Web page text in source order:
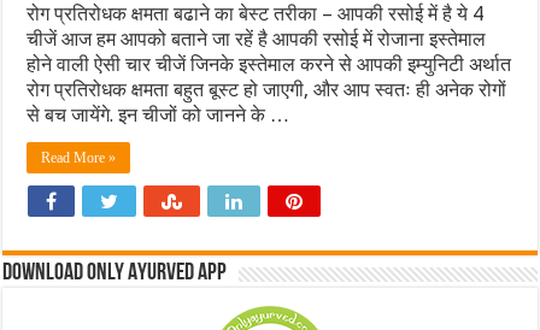
रोग प्रतिरोधक क्षमता बढाने का बेस्ट तरीका – आपकी रसोई में है ये 4
चीजें आज हम आपको बताने जा रहें है आपकी रसोई में रोजाना इस्तेमाल
होने वाली ऐसी चार चीजें जिनके इस्तेमाल करने से आपकी इम्युनिटी अर्थात
रोग प्रतिरोधक क्षमता बहुत बूस्ट हो जाएगी, और आप स्वतः ही अनेक रोगों
से बच जायेंगे. इन चीजों को जानने के …
Read More »
Download Only Ayurved App